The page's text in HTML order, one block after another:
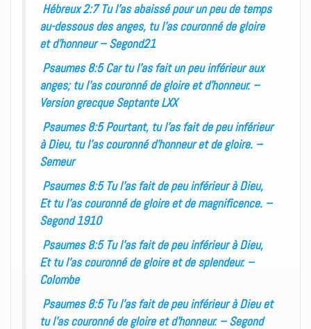
Hébreux 2:7 Tu l’as abaissé pour un peu de temps
au-dessous des anges, tu l’as couronné de gloire
et d’honneur – Segond21
Psaumes 8:5 Car tu l’as fait un peu inférieur aux
anges; tu l’as couronné de gloire et d’honneur. –
Version grecque Septante LXX
Psaumes 8:5 Pourtant, tu l’as fait de peu inférieur
à Dieu, tu l’as couronné d’honneur et de gloire. –
Semeur
Psaumes 8:5 Tu l’as fait de peu inférieur à Dieu,
Et tu l’as couronné de gloire et de magnificence. –
Segond 1910
Psaumes 8:5 Tu l’as fait de peu inférieur à Dieu,
Et tu l’as couronné de gloire et de splendeur. –
Colombe
Psaumes 8:5 Tu l’as fait de peu inférieur à Dieu et
tu l’as couronné de gloire et d’honneur. – Segond